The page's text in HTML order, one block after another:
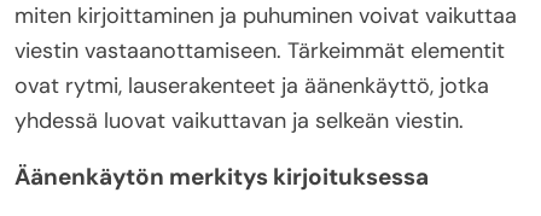
miten kirjoittaminen ja puhuminen voivat vaikuttaa
viestin vastaanottamiseen. Tärkeimmät elementit
ovat rytmi, lauserakenteet ja äänenkäyttö, jotka
yhdessä luovat vaikuttavan ja selkeän viestin.
Äänenkäytön merkitys kirjoituksessa